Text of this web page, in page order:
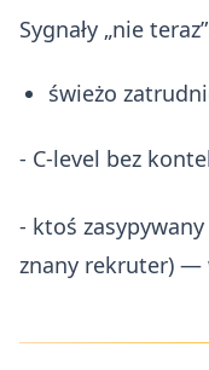
Sygnały „nie
świeżo
- C-level bez
- ktoś
znany rekruter) —